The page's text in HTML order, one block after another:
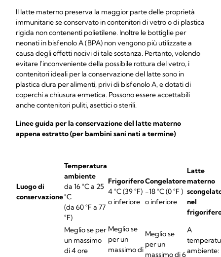
Il latte materno preserva la maggior parte delle proprietà
immunitarie se conservato in contenitori di vetro o di plastica
rigida non contenenti polietilene. Inoltre le bottiglie per
neonati in bisfenolo A (BPA) non vengono più utilizzate a
causa degli effetti nocivi di tale sostanza. Pertanto, volendo
evitare l'inconveniente della possibile rottura del vetro, i
contenitori ideali per la conservazione del latte sono in
plastica dura per alimenti, privi di bisfenolo A, e dotati di
coperchi a chiusura ermetica. Possono essere accettabili
anche contenitori puliti, asettici o sterili.
Linee guida per la conservazione del latte materno
appena estratto (per bambini sani nati a termine)
Luogo di
conservazione
Temperatura
ambiente
da 16 °C a 25
°C
(da 60 °F a 77
°F)
Frigorifero
4 °C (39 °F)
o inferiore
Congelatore
-18 °C (0 °F )
o inferiore
Latte
materno
nel
Meglio se per
un massimo
di 4 ore
Meglio se
per un
massimo di
Meglio se
per un
massimo di 6
A
ambiente: